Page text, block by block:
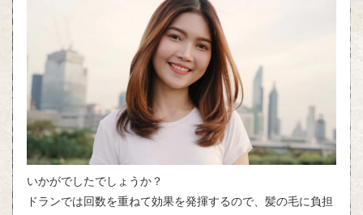
いかがでしたでしょうか？
ドランでは回数を重ねて効果を発揮するので、髪の毛に負担